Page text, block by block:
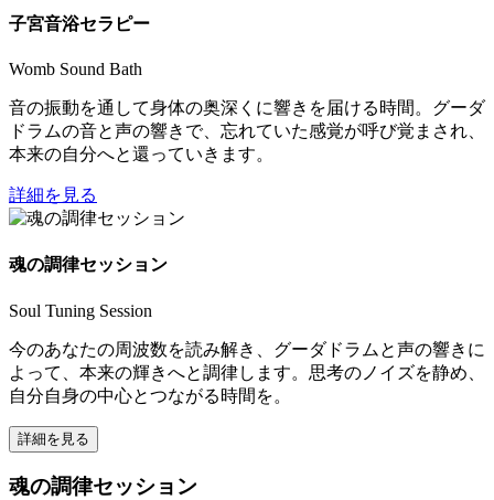
子宮音浴セラピー
Womb Sound Bath
音の振動を通して身体の奥深くに響きを届ける時間。グーダ
ドラムの音と声の響きで、忘れていた感覚が呼び覚まされ、
本来の自分へと還っていきます。
詳細を見る
魂の調律セッション
Soul Tuning Session
今のあなたの周波数を読み解き、グーダドラムと声の響きに
よって、本来の輝きへと調律します。思考のノイズを静め、
自分自身の中心とつながる時間を。
詳細を見る
魂の調律セッション